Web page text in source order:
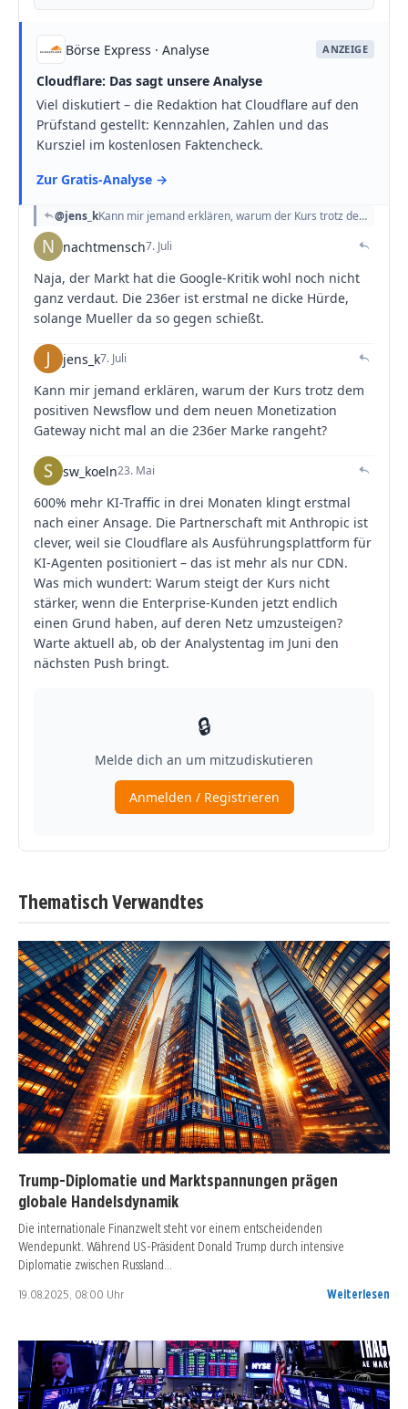
Thematisch Verwandtes
Trump-Diplomatie und Marktspannungen prägen
globale Handelsdynamik
Die internationale Finanzwelt steht vor einem entscheidenden
Wendepunkt. Während US-Präsident Donald Trump durch intensive
Diplomatie zwischen Russland…
19.08.2025, 08:00 Uhr Weiterlesen